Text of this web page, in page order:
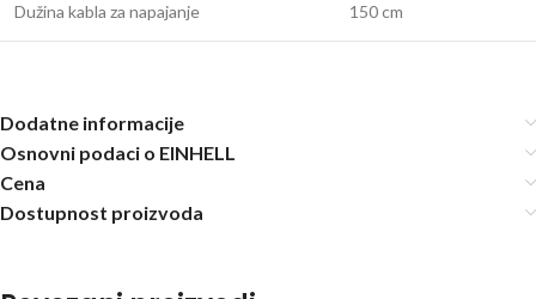
Dužina kabla za napajanje 150 cm
Dodatne informacije
Osnovni podaci o EINHELL
Cena
Dostupnost proizvoda